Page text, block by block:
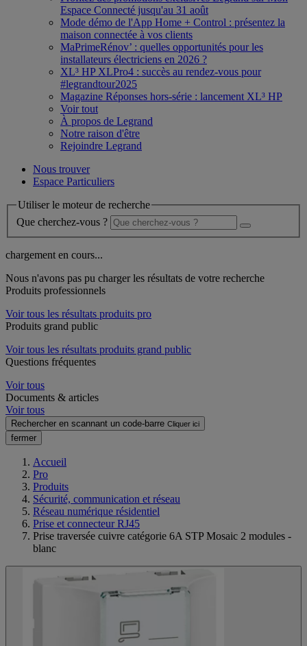
Espace Connecté jusqu'au 31 août
Mode démo de l'App Home + Control : présentez la
maison connectée à vos clients
MaPrimeRénov’ : quelles opportunités pour les
installateurs électriciens en 2026 ?
XL³ HP XLPro4 : succès au rendez-vous pour
#legrandtour2025
Magazine Réponses hors-série : lancement XL³ HP
Voir tout
À propos de Legrand
Notre raison d'être
Rejoindre Legrand
Nous trouver
Espace Particuliers
Utiliser le moteur de recherche
Que cherchez-vous ?
chargement en cours...
Nous n'avons pas pu charger les résultats de votre recherche
Produits professionnels
Voir tous les résultats produits pro
Produits grand public
Voir tous les résultats produits grand public
Questions fréquentes
Voir tous
Documents & articles
Voir tous
Rechercher en scannant un code-barre Cliquer ici
fermer
Accueil
Pro
Produits
Sécurité, communication et réseau
Réseau numérique résidentiel
Prise et connecteur RJ45
Prise traversée cuivre catégorie 6A STP Mosaic 2 modules -
blanc